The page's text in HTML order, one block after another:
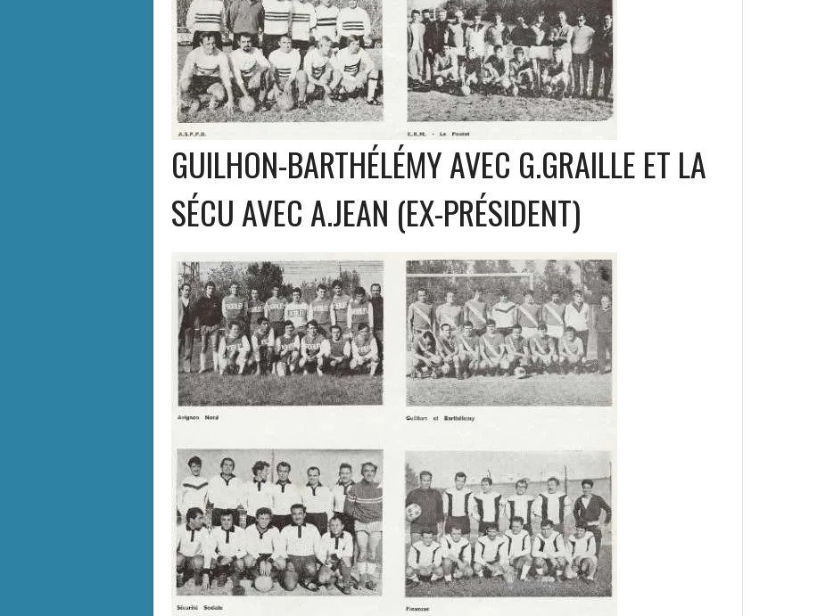
GUILHON-BARTHÉLÉMY AVEC G.GRAILLE ET LA
SÉCU AVEC A.JEAN (EX-PRÉSIDENT)